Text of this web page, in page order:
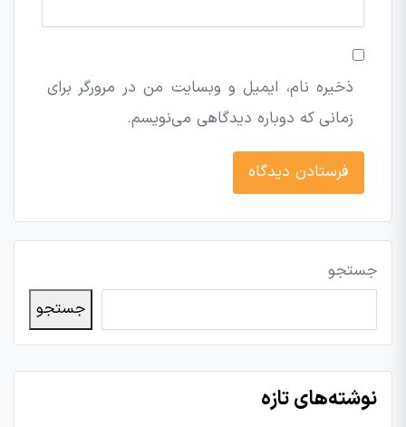
ذخیره نام، ایمیل و وبسایت من در مرورگر برای
زمانی که دوباره دیدگاهی می‌نویسم.
جستجو
جستجو
نوشته‌های تازه